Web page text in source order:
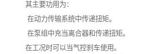
其主要功用为：
在动力传输系统中传递扭矩。
在泵组中充当离合器和传递扭矩。
在工况时可以当气控刹车使用。